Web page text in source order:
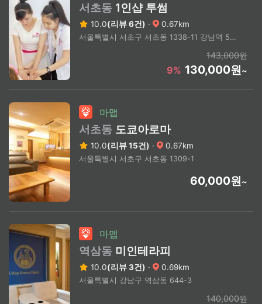
서초동 1인샵 투썸
10.0(리뷰 6건) · 0.67km
서울특별시 서초구 서초동 1338-11 강남역 5번 출구 도보 7분
143,000원
9% 130,000원~
마맵
서초동 도쿄아로마
10.0(리뷰 15건) · 0.67km
서울특별시 서초구 서초동 1309-1
60,000원~
마맵
역삼동 미인테라피
10.0(리뷰 3건) · 0.69km
서울특별시 강남구 역삼동 644-3
140,000원